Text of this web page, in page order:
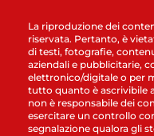
La riproduzione dei
riservata. Pertanto, è
di testi, fotografie,
aziendali e pubblicitarie,
elettronico/digitale o per
tutto quanto è ascrivibile
non è responsabile dei
esercitare un controllo
segnalazione qualora gli